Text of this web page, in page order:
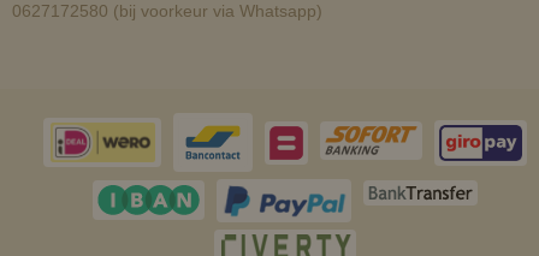
0627172580 (bij voorkeur via Whatsapp)